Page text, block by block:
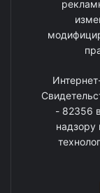
- 82356